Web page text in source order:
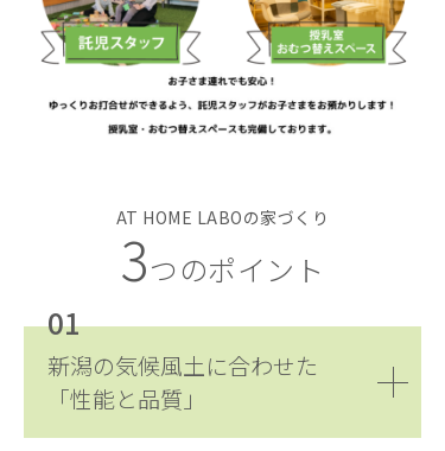
AT HOME LABOの家づくり
3つのポイント
01
新潟の気候風土に合わせた
「性能と品質」